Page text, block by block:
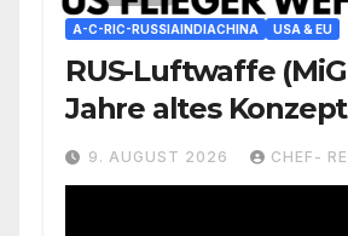
A-C-RIC-RUSSIAINDIACHINA USA & EU
RUS-Luftwaffe
Jahre altes
aktiv
9. AUGUST 2026 CHEF-